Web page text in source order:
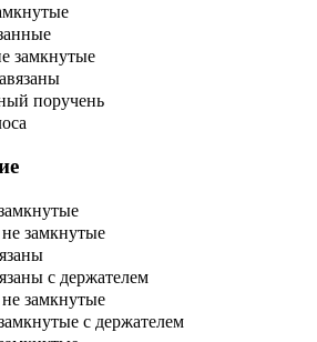
замкнутые
поручень
замкнутые
с держателем
замкнутые
с держателем